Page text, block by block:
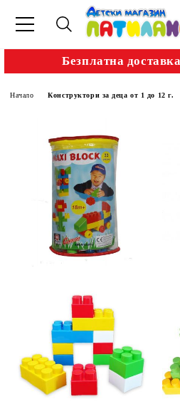
Безплатна
Начало Конструктори за деца от 1 до 12 г.